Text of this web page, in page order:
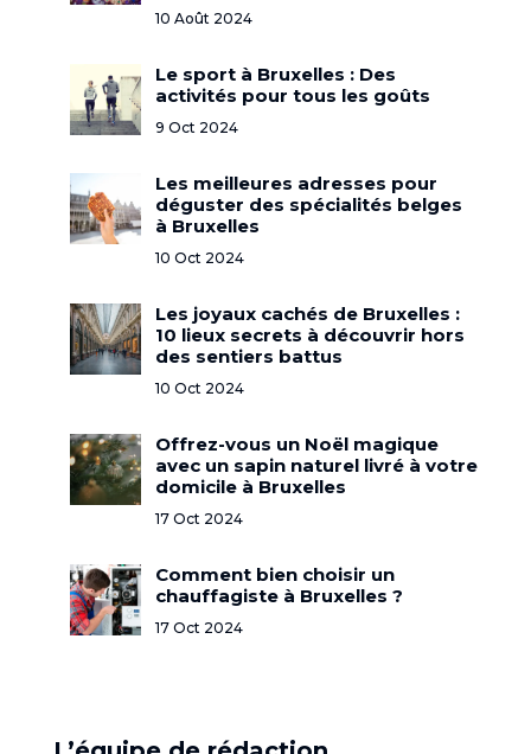
10 Août 2024
Le sport à Bruxelles : Des
activités pour tous les goûts
9 Oct 2024
Les meilleures adresses pour
déguster des spécialités belges
à Bruxelles
10 Oct 2024
Les joyaux cachés de Bruxelles :
10 lieux secrets à découvrir hors
des sentiers battus
10 Oct 2024
Offrez-vous un Noël magique
avec un sapin naturel livré à votre
domicile à Bruxelles
17 Oct 2024
Comment bien choisir un
chauffagiste à Bruxelles ?
17 Oct 2024